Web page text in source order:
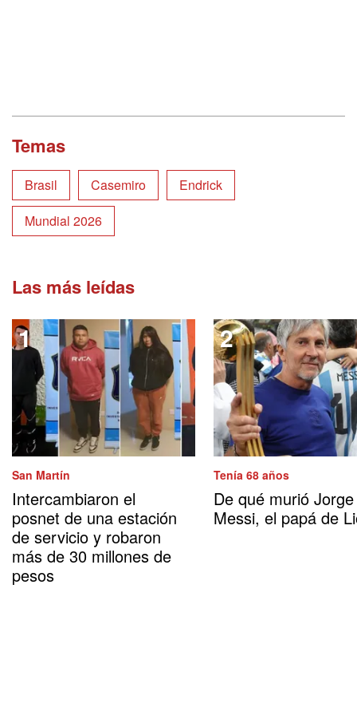
Temas
Brasil Casemiro
Endrick
Mundial 2026
Las más leídas
San Martín
Intercambiaron el
posnet de una estación
de servicio y robaron
más de 30 millones de
pesos
Tenía 68 años
De qué murió Jorge
Messi, el papá de